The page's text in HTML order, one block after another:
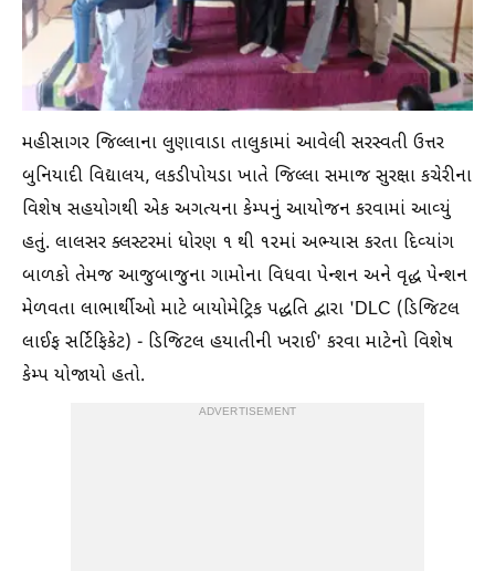
મહીસાગર જિલ્લાના લુણાવાડા તાલુકામાં આવેલી સરસ્વતી ઉત્તર
બુનિયાદી વિદ્યાલય, લકડીપોયડા ખાતે જિલ્લા સમાજ સુરક્ષા કચેરીના
વિશેષ સહયોગથી એક અગત્યના કેમ્પનું આયોજન કરવામાં આવ્યું
હતું. લાલસર ક્લસ્ટરમાં ધોરણ ૧ થી ૧૨માં અભ્યાસ કરતા દિવ્યાંગ
બાળકો તેમજ આજુબાજુના ગામોના વિધવા પેન્શન અને વૃદ્ધ પેન્શન
મેળવતા લાભાર્થીઓ માટે બાયોમેટ્રિક પદ્ધતિ દ્વારા 'DLC (ડિજિટલ
લાઈફ સર્ટિફિકેટ) - ડિજિટલ હયાતીની ખરાઈ' કરવા માટેનો વિશેષ
કેમ્પ યોજાયો હતો.
ADVERTISEMENT